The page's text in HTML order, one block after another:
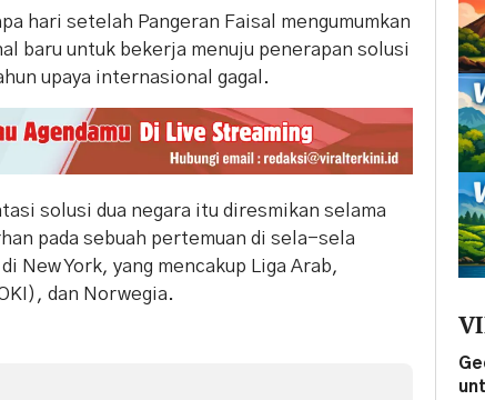
hari setelah Pangeran Faisal mengumumkan
baru untuk bekerja menuju penerapan solusi
upaya internasional gagal.
solusi dua negara itu diresmikan selama
pada sebuah pertemuan di sela-sela
New York, yang mencakup Liga Arab,
dan Norwegia.